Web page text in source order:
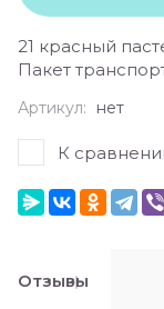
21 красный
Пакет
Артикул: нет
К
Отзывы